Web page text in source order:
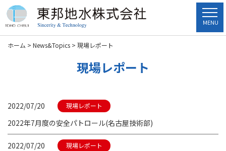
MENU
ホーム > News&Topics > 現場レポート
現場レポート
2022/07/20 現場レポート
2022年7月度の安全パトロール(名古屋技術部)
2022/07/20 現場レポート